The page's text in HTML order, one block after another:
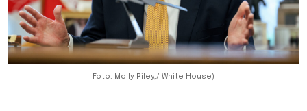
Foto: Molly Riley,/ White House)